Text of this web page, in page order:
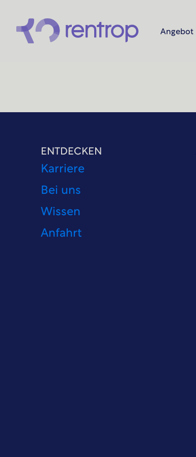
Angebot
ENTDECKEN
Karriere
Bei uns
Wissen
Anfahrt